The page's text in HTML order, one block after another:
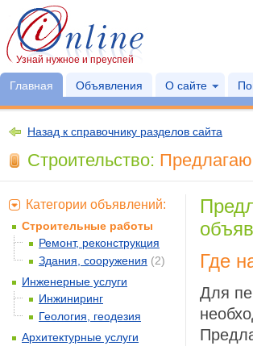
Узнай нужное и преуспей
Главная Объявления О сайте
Назад к справочнику разделов сайта
Строительство: Предлагаю
Где
Для
Категории объявлений:
Строительные работы
Ремонт, реконструкция
Здания, сооружения (2)
Инженерные услуги
Инжиниринг
Геология, геодезия
Архитектурные услуги